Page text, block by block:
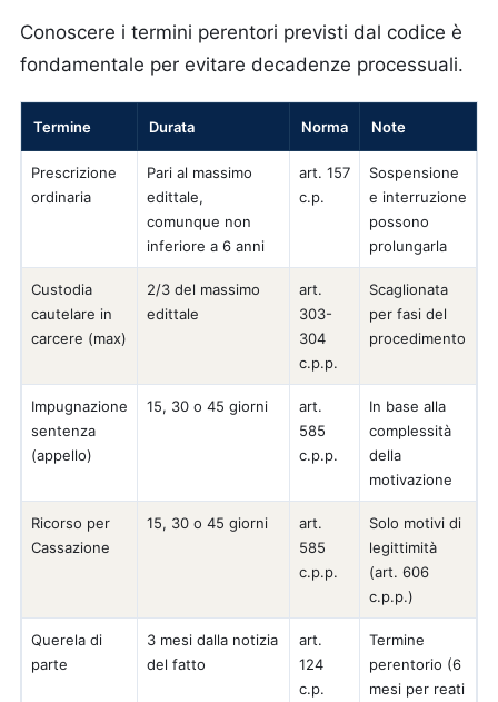
Conoscere i termini perentori previsti dal codice è
fondamentale per evitare decadenze processuali.
Termine Durata Norma Note
Prescrizione
ordinaria
Pari al massimo
edittale,
comunque non
inferiore a 6 anni
art. 157
c.p.
Sospensione
e interruzione
possono
prolungarla
Custodia
cautelare in
carcere (max)
2/3 del massimo
edittale
art.
303-
304
c.p.p.
Scaglionata
per fasi del
procedimento
Impugnazione
sentenza
(appello)
15, 30 o 45 giorni
art.
585
c.p.p.
In base alla
complessità
della
motivazione
Ricorso per
Cassazione
15, 30 o 45 giorni
art.
585
c.p.p.
Solo motivi di
legittimità
(art. 606
c.p.p.)
Querela di
parte
3 mesi dalla notizia
del fatto
art.
124
c.p.
Termine
perentorio (6
mesi per reati